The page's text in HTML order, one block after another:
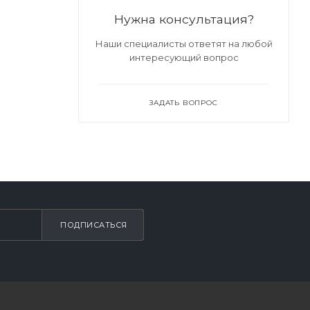
Нужна консультация?
Наши специалисты ответят на любой
интересующий вопрос
ЗАДАТЬ ВОПРОС
ПОДПИСАТЬСЯ